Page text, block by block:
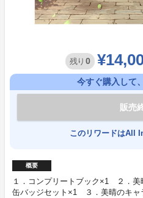
残り 0
今すぐ購入して
販売
このリワードはAll
概要
１．コンプリートブック×1 ２．美
缶バッジセット×1 ３．美晴のキャ